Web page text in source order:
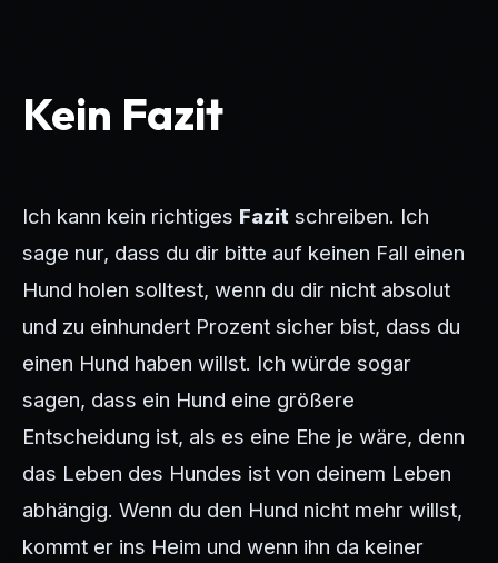
Kein Fazit
Ich kann kein richtiges Fazit schreiben. Ich
sage nur, dass du dir bitte auf keinen Fall einen
Hund holen solltest, wenn du dir nicht absolut
und zu einhundert Prozent sicher bist, dass du
einen Hund haben willst. Ich würde sogar
sagen, dass ein Hund eine größere
Entscheidung ist, als es eine Ehe je wäre, denn
das Leben des Hundes ist von deinem Leben
abhängig. Wenn du den Hund nicht mehr willst,
kommt er ins Heim und wenn ihn da keiner